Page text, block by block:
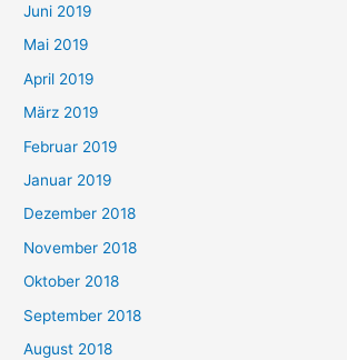
Juni 2019
Mai 2019
April 2019
März 2019
Februar 2019
Januar 2019
Dezember 2018
November 2018
Oktober 2018
September 2018
August 2018